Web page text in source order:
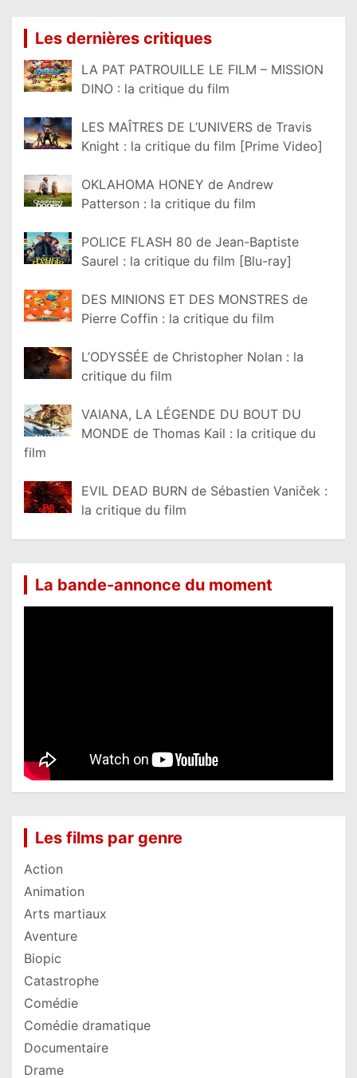
Les dernières critiques
LA PAT PATROUILLE LE FILM – MISSION
DINO : la critique du film
LES MAÎTRES DE L’UNIVERS de Travis
Knight : la critique du film [Prime Video]
OKLAHOMA HONEY de Andrew
Patterson : la critique du film
POLICE FLASH 80 de Jean-Baptiste
Saurel : la critique du film [Blu-ray]
DES MINIONS ET DES MONSTRES de
Pierre Coffin : la critique du film
L’ODYSSÉE de Christopher Nolan : la
critique du film
VAIANA, LA LÉGENDE DU BOUT DU
MONDE de Thomas Kail : la critique du
film
EVIL DEAD BURN de Sébastien Vaniček :
la critique du film
La bande-annonce du moment
Les films par genre
Action
Animation
Arts martiaux
Aventure
Biopic
Catastrophe
Comédie
Comédie dramatique
Documentaire
Drame